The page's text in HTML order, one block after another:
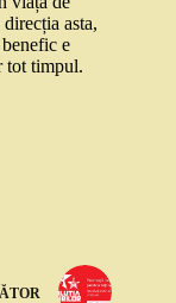
asta,
e
tot timpul.